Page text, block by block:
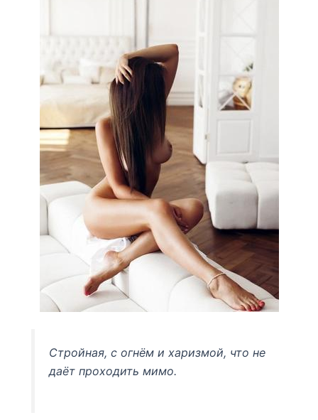
Стройная, с огнём и харизмой, что не
даёт проходить мимо.